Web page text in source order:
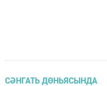
СӘНГАТЬ ДӨНЬЯСЫНДА